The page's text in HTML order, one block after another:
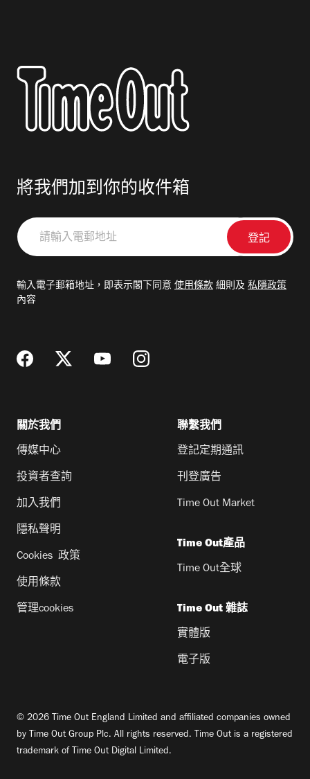
將我們加到你的收件箱
請
輸
郵
輸入電子郵箱地址，即表示閣下同意 使用條款 細則及 私隱政策
內容
關於我們
傳媒中心
投資者查詢
加入我們
隱私聲明
Cookies 政策
使用條款
管理cookies
聯繫我們
登記定期通訊
刊登廣告
Time Out Market
Time Out產品
Time Out全球
Time Out 雜誌
實體版
電子版
© 2026 Time Out England Limited and affiliated companies owned
by Time Out Group Plc. All rights reserved. Time Out is a registered
trademark of Time Out Digital Limited.